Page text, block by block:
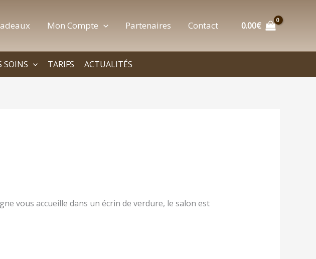
Mon Compte Partenaires Contact 0.00€
SOINS TARIFS ACTUALITÉS
vous accueille dans un écrin de verdure, le salon est